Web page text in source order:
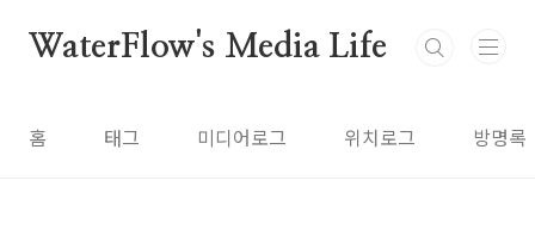
WaterFlow's Media Life
홈 태그 미디어로그 위치로그 방명록